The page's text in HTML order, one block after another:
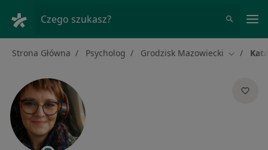
Czego szukasz?
Strona Główna Psycholog Grodzisk Mazowiecki Zmień